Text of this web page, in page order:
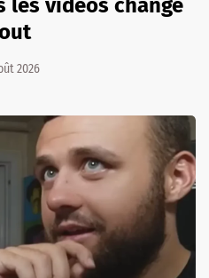
les vidéos change
2026